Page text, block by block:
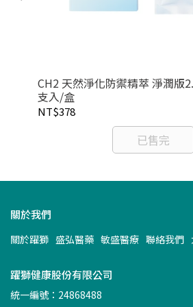
CH2 天然淨化防禦精萃 淨潤版
支入/盒
NT$378
已售完
關於我們
關於躍獅 盛弘醫藥 敏盛醫療 聯絡我們
躍獅健康股份有限公司
統一編號：24868488